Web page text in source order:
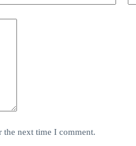
the next time I comment.